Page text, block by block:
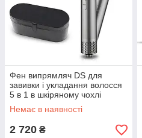
Фен випрямляч DS для
завивки і укладання волосся
5 в 1 в шкіряному чохлі
Немає в наявності
2 720 ₴